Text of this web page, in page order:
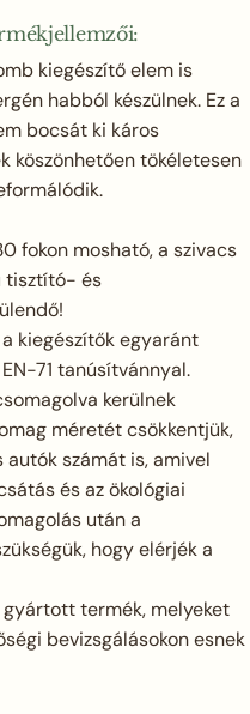
kiegészítő elem is
habból készülnek. Ez a
bocsát ki káros
köszönhetően tökéletesen
fokon mosható, a szivacs
tisztító- és
kiegészítők egyaránt
71 tanúsítvánnyal.
kerülnek
méretét csökkentjük,
autók számát is, amivel
és az ökológiai
után a
hogy elérjék a
termék, melyeket
bevizsgálásokon esnek